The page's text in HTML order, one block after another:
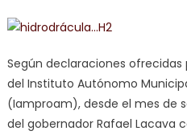
Según declaraciones ofrecidas
del Instituto Autónomo
(Iamproam), desde el mes de
del gobernador Rafael Lacava